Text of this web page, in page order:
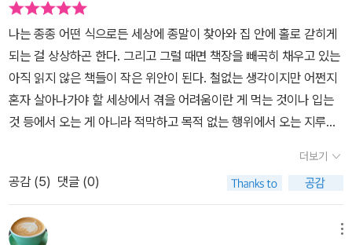
나는 종종 어떤 식으로든 세상에 종말이 찾아와 집 안에 홀로 갇히게
되는 걸 상상하곤 한다. 그리고 그럴 때면 책장을 빼곡히 채우고 있는
아직 읽지 않은 책들이 작은 위안이 된다. 철없는 생각이지만 어쩐지
혼자 살아나가야 할 세상에서 겪을 어려움이란 게 먹는 것이나 입는
것 등에서 오는 게 아니라 적막하고 목적 없는 행위에서 오는 지루함
난다. 아마도 이게 고립에 대해 일반인이 상상할 수 있는 수준일 것이
다. 누군가에 의해 강제로 좁은 공간에 갇혀 그의 성노리개가 되고 그
가 없을 때는 마음을 놓지만 우울하고 고통스럽고 고독한 시간을 보
내야 하는 고립, 감금에 대해서는 도저히 상상할 수가 없다. 하지만 이
더보기
공감 (5) 댓글 (0)